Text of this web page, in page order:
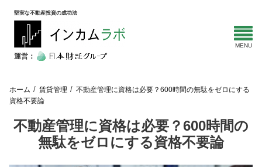
堅実な不動産投資の成功法
運営：
ホーム 賃貸管理
不動産管理に資格は必要？600時間の無駄をゼロにする
資格不要論
不動産管理に資格は必要？600時間の
無駄をゼロにする資格不要論